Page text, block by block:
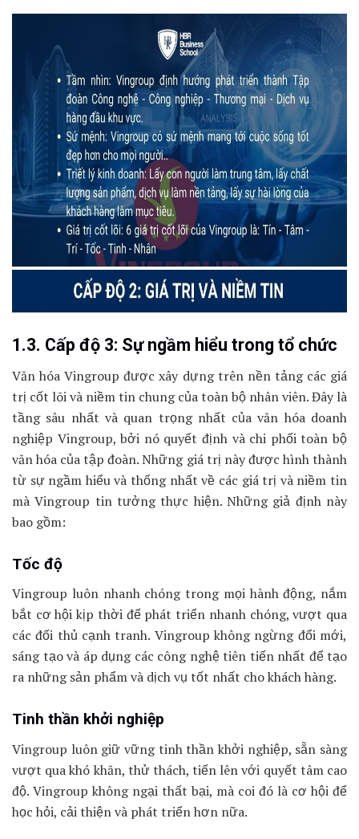
1.3. Cấp độ 3: Sự ngầm hiểu trong tổ chức
Văn hóa Vingroup được xây dựng trên nền tảng các giá
trị cốt lõi và niềm tin chung của toàn bộ nhân viên. Đây là
tầng sâu nhất và quan trọng nhất của văn hóa doanh
nghiệp Vingroup, bởi nó quyết định và chi phối toàn bộ
văn hóa của tập đoàn. Những giá trị này được hình thành
từ sự ngầm hiểu và thống nhất về các giá trị và niềm tin
mà Vingroup tin tưởng thực hiện. Những giả định này
bao gồm:
Tốc độ
Vingroup luôn nhanh chóng trong mọi hành động, nắm
bắt cơ hội kịp thời để phát triển nhanh chóng, vượt qua
các đối thủ cạnh tranh. Vingroup không ngừng đổi mới,
sáng tạo và áp dụng các công nghệ tiên tiến nhất để tạo
ra những sản phẩm và dịch vụ tốt nhất cho khách hàng.
Tinh thần khởi nghiệp
Vingroup luôn giữ vững tinh thần khởi nghiệp, sẵn sàng
vượt qua khó khăn, thử thách, tiến lên với quyết tâm cao
độ. Vingroup không ngại thất bại, mà coi đó là cơ hội để
học hỏi, cải thiện và phát triển hơn nữa.